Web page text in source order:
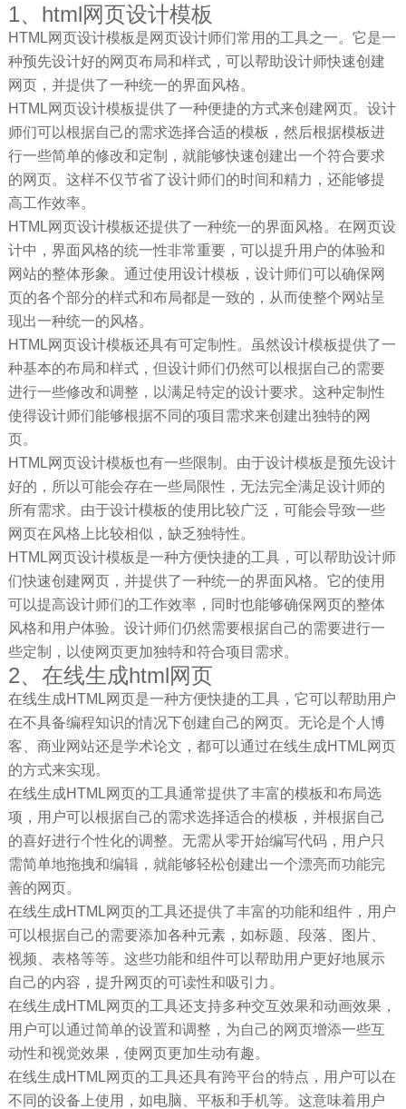
1、html网页设计模板
HTML网页设计模板是网页设计师们常用的工具之一。它是一
种预先设计好的网页布局和样式，可以帮助设计师快速创建
网页，并提供了一种统一的界面风格。
HTML网页设计模板提供了一种便捷的方式来创建网页。设计
师们可以根据自己的需求选择合适的模板，然后根据模板进
行一些简单的修改和定制，就能够快速创建出一个符合要求
的网页。这样不仅节省了设计师们的时间和精力，还能够提
高工作效率。
HTML网页设计模板还提供了一种统一的界面风格。在网页设
计中，界面风格的统一性非常重要，可以提升用户的体验和
网站的整体形象。通过使用设计模板，设计师们可以确保网
页的各个部分的样式和布局都是一致的，从而使整个网站呈
现出一种统一的风格。
HTML网页设计模板还具有可定制性。虽然设计模板提供了一
种基本的布局和样式，但设计师们仍然可以根据自己的需要
进行一些修改和调整，以满足特定的设计要求。这种定制性
使得设计师们能够根据不同的项目需求来创建出独特的网
页。
HTML网页设计模板也有一些限制。由于设计模板是预先设计
好的，所以可能会存在一些局限性，无法完全满足设计师的
所有需求。由于设计模板的使用比较广泛，可能会导致一些
网页在风格上比较相似，缺乏独特性。
HTML网页设计模板是一种方便快捷的工具，可以帮助设计师
们快速创建网页，并提供了一种统一的界面风格。它的使用
可以提高设计师们的工作效率，同时也能够确保网页的整体
风格和用户体验。设计师们仍然需要根据自己的需要进行一
些定制，以使网页更加独特和符合项目需求。
2、在线生成html网页
在线生成HTML网页是一种方便快捷的工具，它可以帮助用户
在不具备编程知识的情况下创建自己的网页。无论是个人博
客、商业网站还是学术论文，都可以通过在线生成HTML网页
的方式来实现。
在线生成HTML网页的工具通常提供了丰富的模板和布局选
项，用户可以根据自己的需求选择适合的模板，并根据自己
的喜好进行个性化的调整。无需从零开始编写代码，用户只
需简单地拖拽和编辑，就能够轻松创建出一个漂亮而功能完
善的网页。
在线生成HTML网页的工具还提供了丰富的功能和组件，用户
可以根据自己的需要添加各种元素，如标题、段落、图片、
视频、表格等等。这些功能和组件可以帮助用户更好地展示
自己的内容，提升网页的可读性和吸引力。
在线生成HTML网页的工具还支持多种交互效果和动画效果，
用户可以通过简单的设置和调整，为自己的网页增添一些互
动性和视觉效果，使网页更加生动有趣。
在线生成HTML网页的工具还具有跨平台的特点，用户可以在
不同的设备上使用，如电脑、平板和手机等。这意味着用户